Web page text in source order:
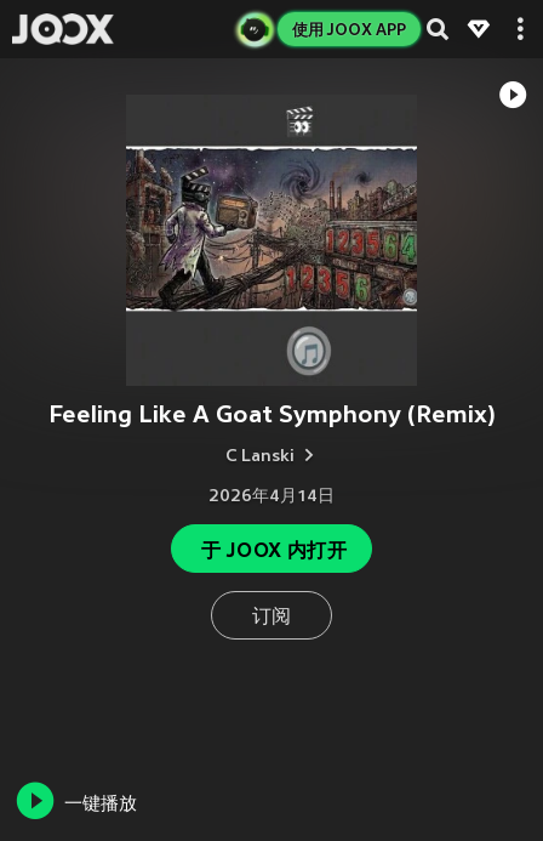
使用 JOOX APP
Feeling Like A Goat Symphony (Remix)
C Lanski
2026年4月14日
于 JOOX 内打开
订阅
一键播放